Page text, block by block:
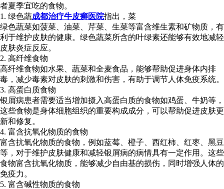
者夏季宜吃的食物。
1. 绿色蔬成都治疗牛皮癣医院指出，菜
绿色蔬菜如菠菜、油菜、芹菜、生菜等富含维生素和矿物质，有
利于维护皮肤的健康。绿色蔬菜所含的叶绿素还能够有效地减轻
皮肤炎症反应。
2. 高纤维食物
高纤维食物如水果、蔬菜和全麦食品，能够帮助促进身体内排
毒，减少毒素对皮肤的刺激和伤害，有助于调节人体免疫系统。
3. 高蛋白质食物
银屑病患者需要适当增加摄入高蛋白质的食物如鸡蛋、牛奶等，
这些食物是身体细胞组织的重要构成成分，可以帮助促进皮肤更
新和修复。
4. 富含抗氧化物质的食物
富含抗氧化物质的食物，例如蓝莓、橙子、西红柿、红枣、黑豆
等，对于维护皮肤健康和减轻银屑病的病情具有一定作用。这些
食物富含抗氧化物质，能够减少自由基的损伤，同时增强人体的
免疫力。
5. 富含碱性物质的食物